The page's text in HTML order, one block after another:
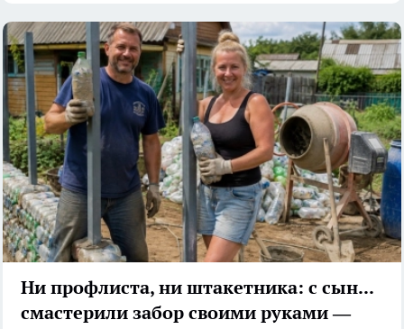
Ни профлиста, ни штакетника: с сыном
смастерили забор своими руками —